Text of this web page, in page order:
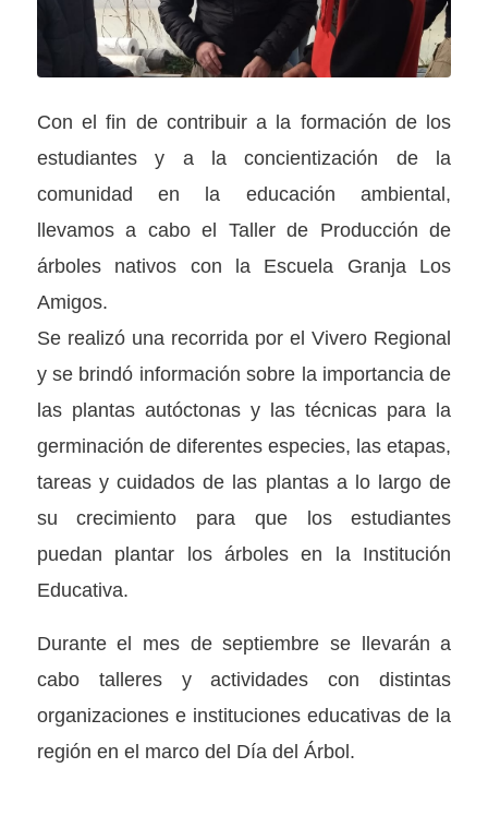
Con el fin de contribuir a la formación de los
estudiantes y a la concientización de la
comunidad en la educación ambiental,
llevamos a cabo el Taller de Producción de
árboles nativos con la Escuela Granja Los
Amigos.
Se realizó una recorrida por el Vivero Regional
y se brindó información sobre la importancia de
las plantas autóctonas y las técnicas para la
germinación de diferentes especies, las etapas,
tareas y cuidados de las plantas a lo largo de
su crecimiento para que los estudiantes
puedan plantar los árboles en la Institución
Educativa.
Durante el mes de septiembre se llevarán a
cabo talleres y actividades con distintas
organizaciones e instituciones educativas de la
región en el marco del Día del Árbol.